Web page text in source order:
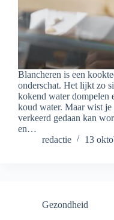
Blancheren is een
onderschat. Het lijkt zo
kokend water dompelen
koud water. Maar wist je
verkeerd gedaan kan
en…
redactie
13
Gezondheid